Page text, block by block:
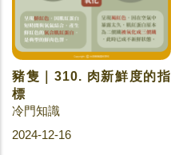
豬隻｜310. 肉新鮮度的指
標
冷門知識
2024-12-16